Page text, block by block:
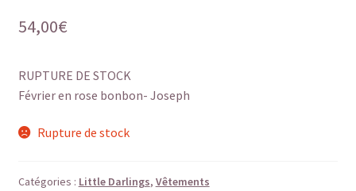
54,00€
RUPTURE DE STOCK
Février en rose bonbon- Joseph
Rupture de stock
Catégories : Little Darlings, Vêtements